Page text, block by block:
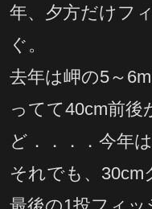
年、夕方だけフ
ぐ。
去年は岬の5～
ってて40cm前
ど．．．．今年
それでも、30cm